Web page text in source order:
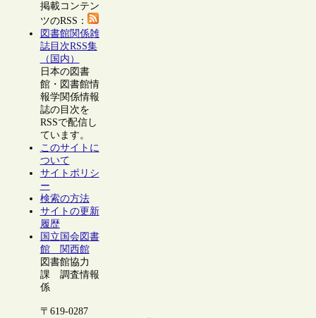
掲載コンテン
ツのRSS：
図書館関係雑
誌目次RSS集
（国内）
日本の図書
館・図書館情
報学関係情報
誌の目次を
RSSで配信し
ています。
このサイトに
ついて
サイトポリシ
ー
検索の方法
サイトの更新
履歴
国立国会図書
館 関西館
図書館協力
課 調査情報
係
〒619-0287